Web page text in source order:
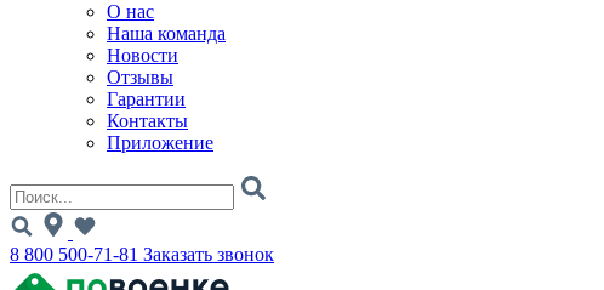
О нас
Наша команда
Новости
Отзывы
Гарантии
Контакты
Приложение
8 800 500-71-81 Заказать звонок